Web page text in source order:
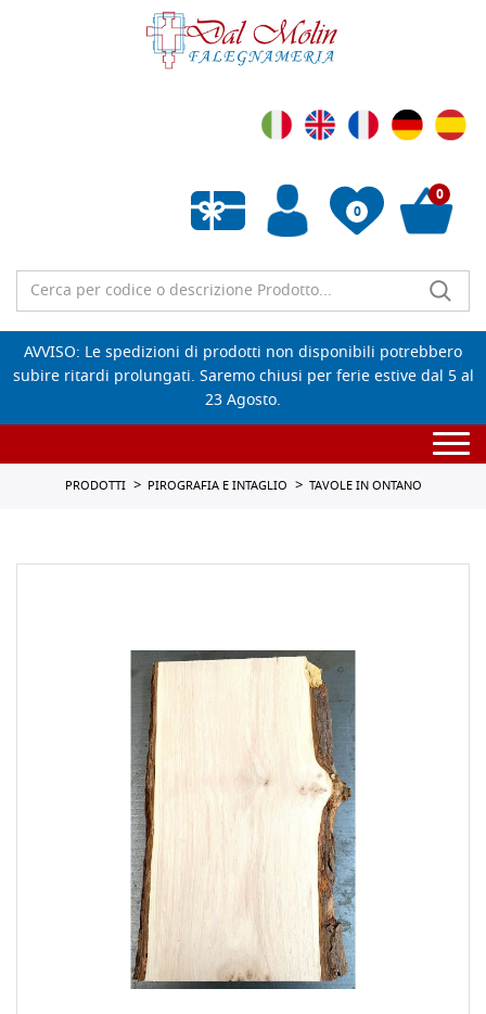
0
Wishlist vuota
0
AVVISO: Le spedizioni di prodotti non disponibili potrebbero
subire ritardi prolungati. Saremo chiusi per ferie estive dal 5 al
23 Agosto.
PRODOTTI PIROGRAFIA E INTAGLIO TAVOLE IN ONTANO